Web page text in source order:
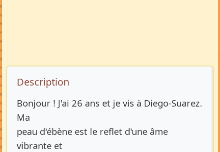
Description de l’annonce
Description
Bonjour ! J'ai 26 ans et je vis à Diego-Suarez.
Ma
peau d'ébène est le reflet d'une âme
vibrante et